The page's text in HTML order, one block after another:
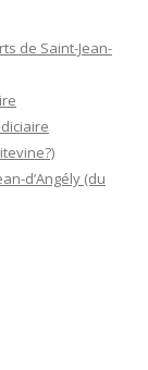
de Saint-Jean-
d’Angély (du